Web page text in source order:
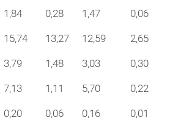
1,84 0,28 1,47 0,06
15,74 13,27 12,59 2,65
3,79 1,48 3,03 0,30
7,13 1,11 5,70 0,22
0,20 0,06 0,16 0,01